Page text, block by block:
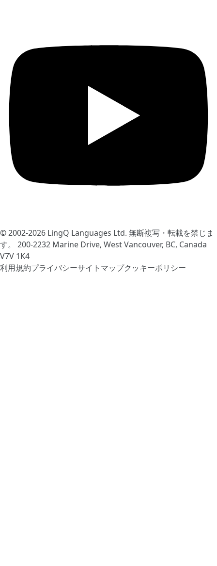
© 2002-2026 LingQ Languages Ltd. 無断複写・転載を禁じま
す。 200-2232 Marine Drive, West Vancouver, BC, Canada
V7V 1K4
利用規約プライバシーサイトマップクッキーポリシー